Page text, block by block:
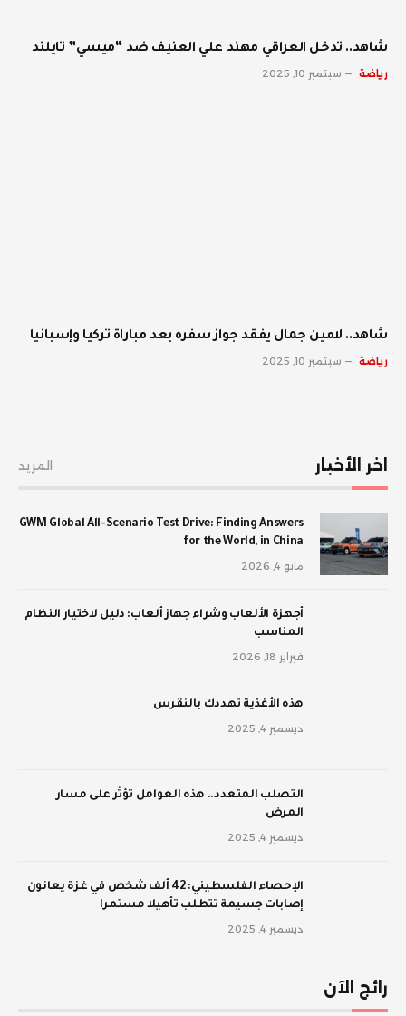
شاهد.. تدخل العراقي مهند علي العنيف ضد “ميسي” تايلند
رياضة سبتمبر 10, 2025
شاهد.. لامين جمال يفقد جواز سفره بعد مباراة تركيا وإسبانيا
رياضة سبتمبر 10, 2025
اخر الأخبار المزيد
GWM Global All-Scenario Test Drive: Finding Answers
for the World, in China
مايو 4, 2026
أجهزة الألعاب وشراء جهاز ألعاب: دليل لاختيار النظام
المناسب
فبراير 18, 2026
‫هذه الأغذية تهددك بالنقرس
ديسمبر 4, 2025
‫التصلب المتعدد.. هذه العوامل تؤثر على مسار
المرض
ديسمبر 4, 2025
الإحصاء الفلسطيني: 42 ألف شخص في غزة يعانون
إصابات جسيمة تتطلب تأهيلا مستمرا
ديسمبر 4, 2025
رائج الآن